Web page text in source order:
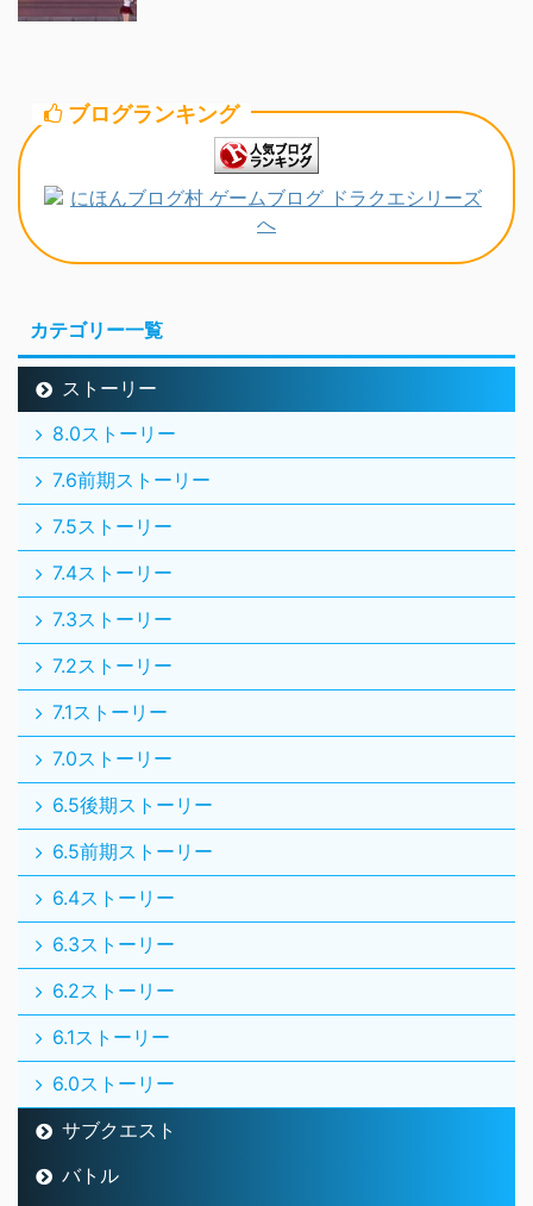
ブログランキング
カテゴリー一覧
ストーリー
8.0ストーリー
7.6前期ストーリー
7.5ストーリー
7.4ストーリー
7.3ストーリー
7.2ストーリー
7.1ストーリー
7.0ストーリー
6.5後期ストーリー
6.5前期ストーリー
6.4ストーリー
6.3ストーリー
6.2ストーリー
6.1ストーリー
6.0ストーリー
サブクエスト
バトル